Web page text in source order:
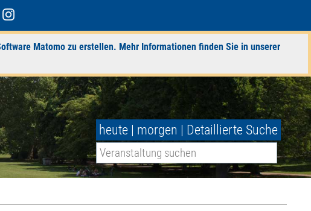
Matomo zu erstellen. Mehr Informationen finden Sie in unserer
heute | morgen | Detaillierte Suche